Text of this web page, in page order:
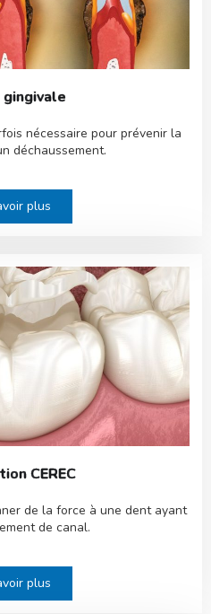
nécessaire pour prévenir la
déchaussement.
plus
CEREC
de la force à une dent ayant
de canal.
plus